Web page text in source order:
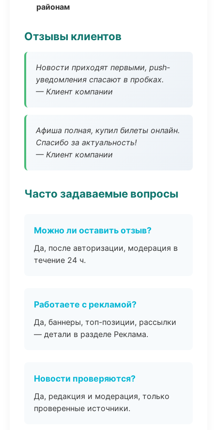
районам
Отзывы клиентов
Новости приходят первыми, push-
уведомления спасают в пробках.
— Клиент компании
Афиша полная, купил билеты онлайн.
Спасибо за актуальность!
— Клиент компании
Часто задаваемые вопросы
Можно ли оставить отзыв?
Да, после авторизации, модерация в
течение 24 ч.
Работаете с рекламой?
Да, баннеры, топ-позиции, рассылки
— детали в разделе Реклама.
Новости проверяются?
Да, редакция и модерация, только
проверенные источники.